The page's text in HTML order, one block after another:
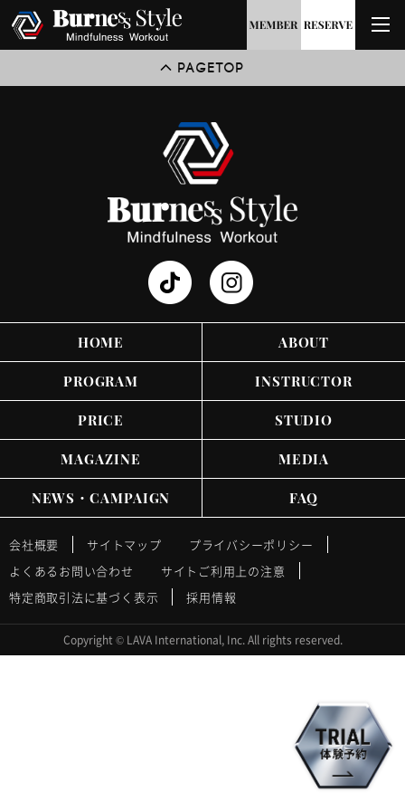
PAGETOP
HOME ABOUT
PROGRAM INSTRUCTOR
PRICE STUDIO
MAGAZINE MEDIA
NEWS・CAMPAIGN FAQ
会社概要 サイトマップ
プライバシーポリシー
よくあるお問い合わせ
サイトご利用上の注意
特定商取引法に基づく表示
採用情報
Copyright © LAVA International, Inc. All rights reserved.